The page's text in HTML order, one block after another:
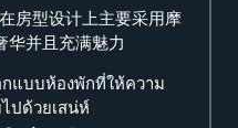
在房型设计上主要采用摩
华并且充满魅力
กแบบห้องพักที่ให้ความ
ปด้วยเสน่ห์